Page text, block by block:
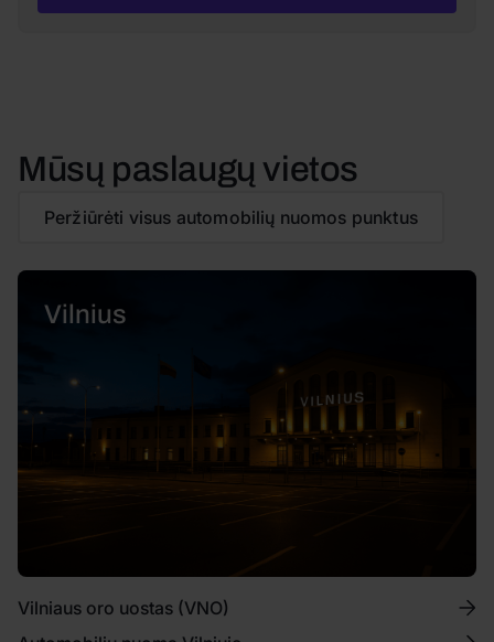
Mūsų paslaugų vietos
Peržiūrėti visus automobilių nuomos punktus
Vilnius
Vilniaus oro uostas (VNO)